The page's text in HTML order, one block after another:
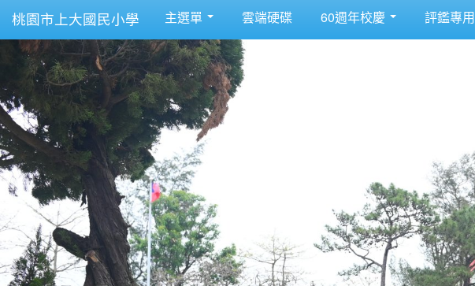
桃園市上大國民小學 主選單 雲端硬碟 60週年校慶 評鑑專用